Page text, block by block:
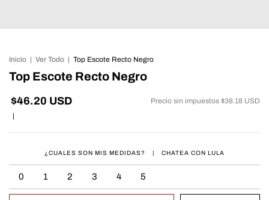
Inicio | Ver Todo | Top Escote Recto Negro
Top Escote Recto Negro
$46.20 USD Precio sin impuestos $38.18 USD
|
0 1 2 3 4 5
¿CUALES SON MIS MEDIDAS? CHATEA CON LULA